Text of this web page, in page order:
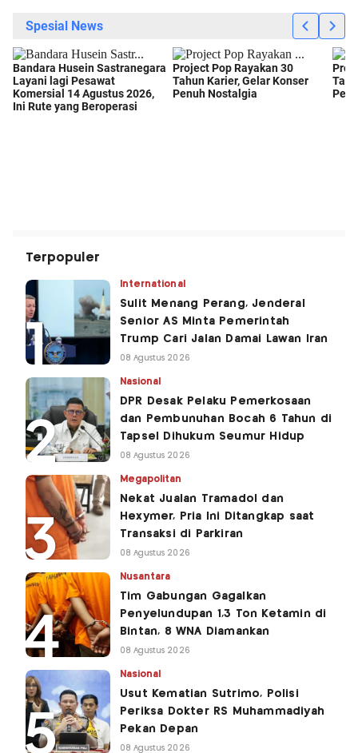
Terpopuler
International
Sulit Menang Perang, Jenderal
Senior AS Minta Pemerintah
Trump Cari Jalan Damai Lawan Iran
08 Agustus 2026
Nasional
DPR Desak Pelaku Pemerkosaan
dan Pembunuhan Bocah 6 Tahun di
Tapsel Dihukum Seumur Hidup
08 Agustus 2026
Megapolitan
Nekat Jualan Tramadol dan
Hexymer, Pria Ini Ditangkap saat
Transaksi di Parkiran
08 Agustus 2026
Nusantara
Tim Gabungan Gagalkan
Penyelundupan 1,3 Ton Ketamin di
Bintan, 8 WNA Diamankan
08 Agustus 2026
Nasional
Usut Kematian Sutrimo, Polisi
Periksa Dokter RS Muhammadiyah
Pekan Depan
08 Agustus 2026